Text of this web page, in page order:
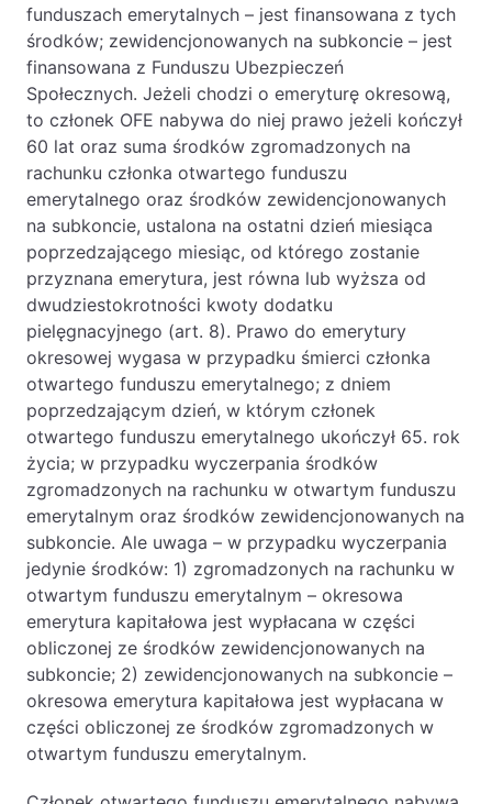
funduszach emerytalnych – jest finansowana z tych
środków; zewidencjonowanych na subkoncie – jest
finansowana z Funduszu Ubezpieczeń
Społecznych. Jeżeli chodzi o emeryturę okresową,
to członek OFE nabywa do niej prawo jeżeli kończył
60 lat oraz suma środków zgromadzonych na
rachunku członka otwartego funduszu
emerytalnego oraz środków zewidencjonowanych
na subkoncie, ustalona na ostatni dzień miesiąca
poprzedzającego miesiąc, od którego zostanie
przyznana emerytura, jest równa lub wyższa od
dwudziestokrotności kwoty dodatku
pielęgnacyjnego (art. 8). Prawo do emerytury
okresowej wygasa w przypadku śmierci członka
otwartego funduszu emerytalnego; z dniem
poprzedzającym dzień, w którym członek
otwartego funduszu emerytalnego ukończył 65. rok
życia; w przypadku wyczerpania środków
zgromadzonych na rachunku w otwartym funduszu
emerytalnym oraz środków zewidencjonowanych na
subkoncie. Ale uwaga – w przypadku wyczerpania
jedynie środków: 1) zgromadzonych na rachunku w
otwartym funduszu emerytalnym – okresowa
emerytura kapitałowa jest wypłacana w części
obliczonej ze środków zewidencjonowanych na
subkoncie; 2) zewidencjonowanych na subkoncie –
okresowa emerytura kapitałowa jest wypłacana w
części obliczonej ze środków zgromadzonych w
otwartym funduszu emerytalnym.